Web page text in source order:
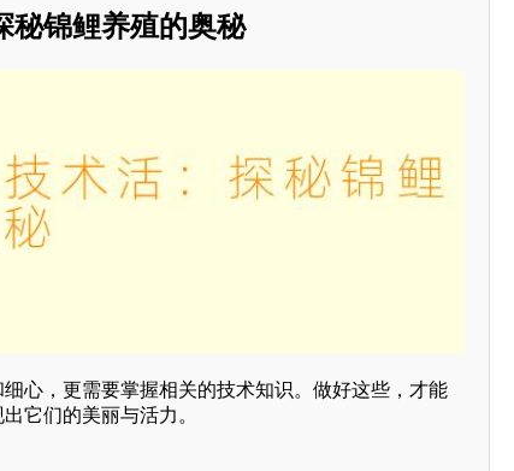
秘锦鲤养殖的奥秘
心，更需要掌握相关的技术知识。做好这些，才能
它们的美丽与活力。